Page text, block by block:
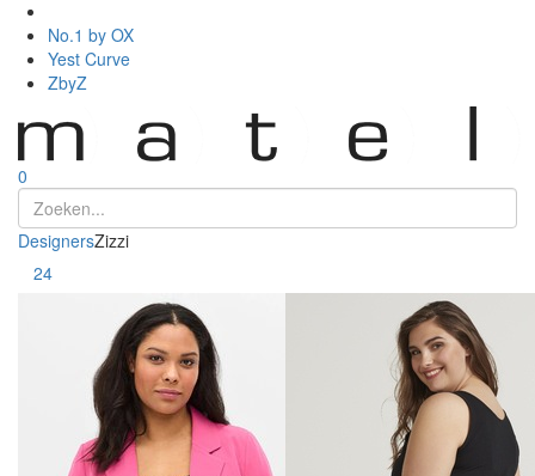
No.1 by OX
Yest Curve
ZbyZ
0
DesignersZizzi
24Toon